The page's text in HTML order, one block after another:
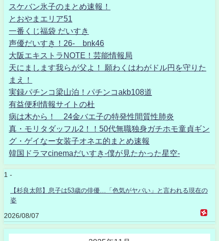
スケバン氷子のまとめ速報！
とおやまエリア51
一番くじ福袋 だいすき
声優だいすき！26- bnk46
大阪エキストラNOTE！芸能情報局
天にまします我らが父よ！ 願わくはわがドル円を守りた
まえ！
実録パチンコ梁山泊！パチンコakb108道
有益便利情報サイトの杜
病は木から！ 24金バエ子の特発性間質性肺炎
真・モリタダッフル2！！50代無職独身ガチホモ童貞ギン
グ・ゲイなー女装子オネエ的まとめ速報
韓国ドラマcinemaだいすき-僕が見たかった星空-
1 -
【杉良太郎】息子は53歳の俳優…「色気がヤバい」と言われる現在の
姿
2026/08/07